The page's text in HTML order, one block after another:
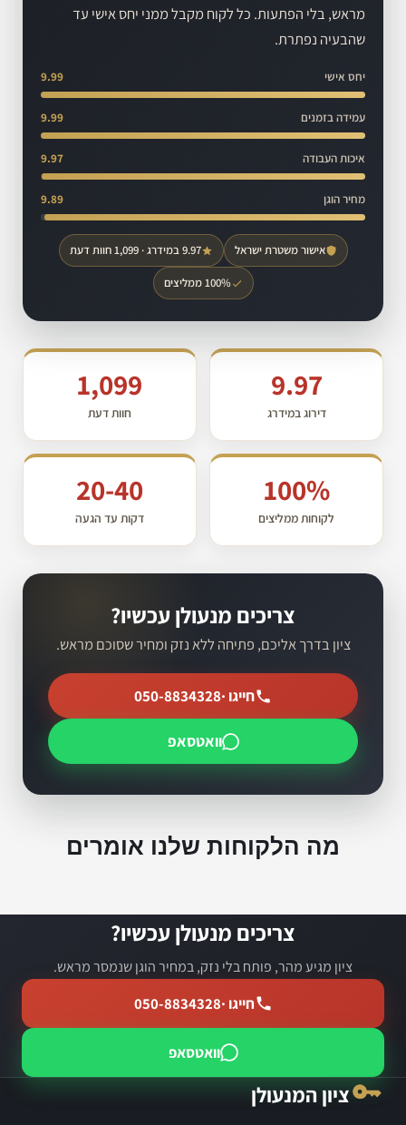
מראש, בלי הפתעות. כל לקוח מקבל ממני יחס אישי עד
שהבעיה נפתרת.
יחס אישי 9.99
עמידה בזמנים 9.99
איכות העבודה 9.97
מחיר הוגן 9.89
אישור משטרת ישראל 9.97 במידרג · 1,099 חוות דעת
100% ממליצים
9.97
דירוג במידרג
1,099
חוות דעת
100%
לקוחות ממליצים
20-40
דקות עד הגעה
צריכים מנעולן עכשיו?
ציון בדרך אליכם, פתיחה ללא נזק ומחיר שסוכם מראש.
חייגו ·050-8834328
וואטסאפ
מה הלקוחות שלנו אומרים
צריכים מנעולן עכשיו?
ציון מגיע מהר, פותח בלי נזק, במחיר הוגן שנמסר מראש.
חייגו ·050-8834328
וואטסאפ
ציון המנעולן